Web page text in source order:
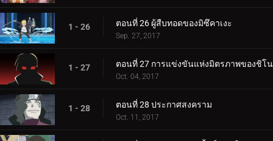
1 - 26 ตอนที่ 26 ผู้สืบทอดของมิซึคาเงะ
Sep. 27, 2017
1 - 27 ตอนที่ 27 การแข่งขันแห่งมิตรภาพของชิโ
Oct. 04, 2017
1 - 28 ตอนที่ 28 ประกาศสงคราม
Oct. 11, 2017